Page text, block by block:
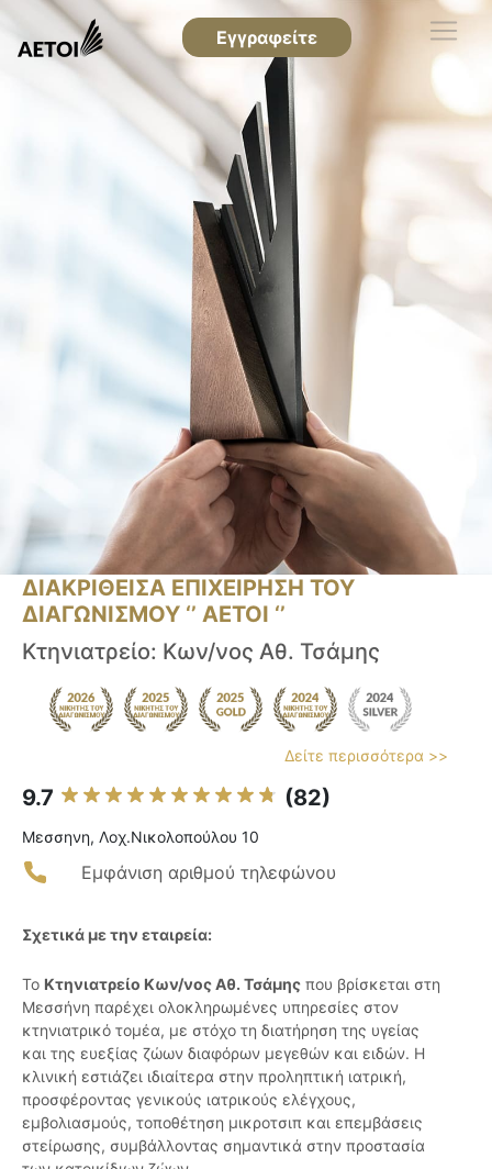
Εγγραφείτε
ΔΙΑΚΡΙΘΕΙΣΑ ΕΠΙΧΕΙΡΗΣΗ ΤΟΥ
ΔΙΑΓΩΝΙΣΜΟΥ ‘’ ΑΕΤΟΙ ‘’
Κτηνιατρείο: Κων/νος Αθ. Τσάμης
Δείτε περισσότερα >>
9.7 (82)
Μεσσηνη, Λοχ.Νικολοπούλου 10
Εμφάνιση αριθμού τηλεφώνου
Σχετικά με την εταιρεία:
Το Κτηνιατρείο Κων/νος Αθ. Τσάμης που βρίσκεται στη
Μεσσήνη παρέχει ολοκληρωμένες υπηρεσίες στον
κτηνιατρικό τομέα, με στόχο τη διατήρηση της υγείας
και της ευεξίας ζώων διαφόρων μεγεθών και ειδών. Η
κλινική εστιάζει ιδιαίτερα στην προληπτική ιατρική,
προσφέροντας γενικούς ιατρικούς ελέγχους,
εμβολιασμούς, τοποθέτηση μικροτσιπ και επεμβάσεις
στείρωσης, συμβάλλοντας σημαντικά στην προστασία